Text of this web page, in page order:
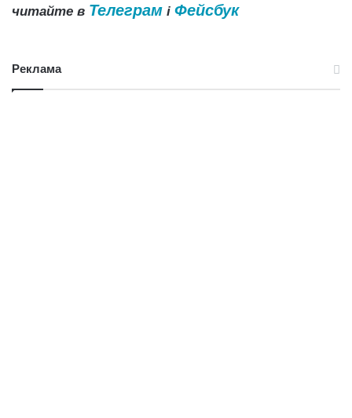
читайте в Телеграм і Фейсбук
Реклама